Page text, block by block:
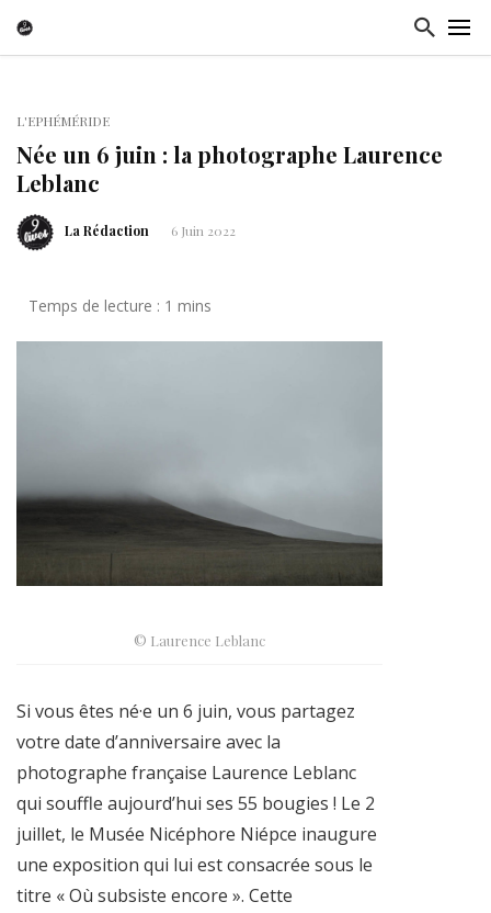
L'EPHÉMÉRIDE
Née un 6 juin : la photographe Laurence
Leblanc
La Rédaction 6 Juin 2022
© Laurence Leblanc
Si vous êtes né·e un 6 juin, vous partagez
votre date d’anniversaire avec la
photographe française Laurence Leblanc
qui souffle aujourd’hui ses 55 bougies ! Le 2
juillet, le Musée Nicéphore Niépce inaugure
une exposition qui lui est consacrée sous le
titre « Où subsiste encore ». Cette